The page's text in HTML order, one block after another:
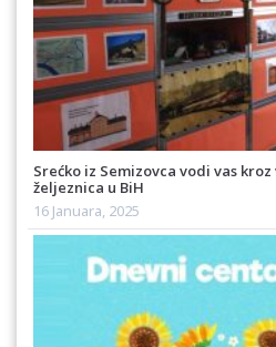
Srećko iz Semizovca vodi vas
željeznica u BiH
16 Januara, 2025